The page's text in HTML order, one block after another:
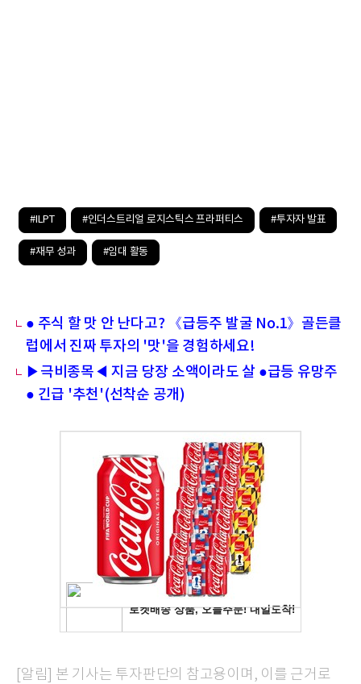
#ILPT #인더스트리얼 로지스틱스 프라퍼티스 #투자자 발표
#재무 성과 #임대 활동
● 주식 할 맛 안 난다고? 《급등주 발굴 No.1》골든클
럽에서 진짜 투자의 '맛'을 경험하세요!
▶극비종목◀ 지금 당장 소액이라도 살 ●급등 유망주
● 긴급 '추천'(선착순 공개)
[알림] 본 기사는 투자판단의 참고용이며, 이를 근거로